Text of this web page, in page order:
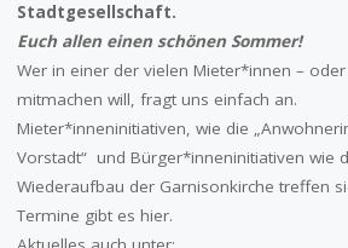
Stadtgesellschaft.
Euch allen einen schönen Sommer!
Wer in einer der vielen Mieter*innen –
mitmachen will, fragt uns einfach an.
Mieter*inneninitiativen, wie die
Vorstadt“ und Bürger*inneninitiativen wie
Wiederaufbau der Garnisonkirche treffen
Termine gibt es hier.